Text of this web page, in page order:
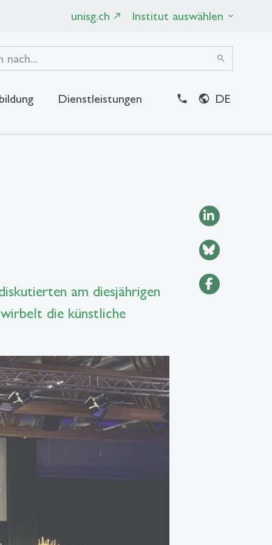
unisg.ch Institut auswählen
search
Dienstleistungen DE
am diesjährigen
die künstliche